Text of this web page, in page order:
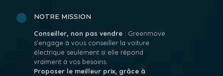
NOTRE MISSION
Conseiller, non pas vendre : Greenmove
s’engage à vous conseiller la voiture
électrique seulement si elle répond
vraiment à vos besoins.
Proposer le meilleur prix, grâce à